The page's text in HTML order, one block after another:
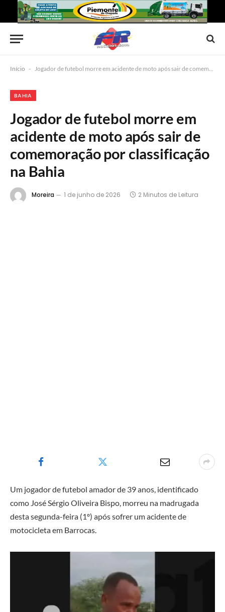
Início - Jogador de futebol morre em acidente de moto após sair de comemoração por classificação na Bahia
BAHIA
Jogador de futebol morre em
acidente de moto após sair de
comemoração por classificação
na Bahia
Moreira 1 de junho de 2026 2 Minutos de Leitura
Um jogador de futebol amador de 39 anos, identificado
como José Sérgio Oliveira Bispo, morreu na madrugada
desta segunda-feira (1º) após sofrer um acidente de
motocicleta em Barrocas.